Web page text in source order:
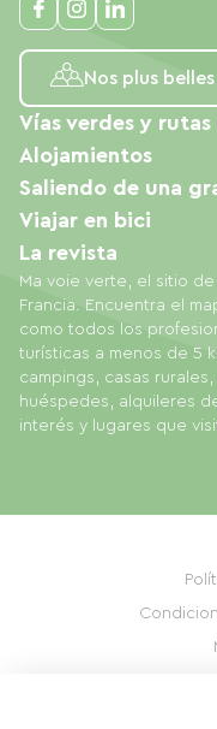
Nos plus
Ma voie verte, el sitio
Francia. Encuentra el
como todos los
turísticas a menos de 5
campings, casas
huéspedes, alquileres
interés y lugares que
Vías verdes y
Alojamientos
Saliendo de una
Viajar en bici
La revista